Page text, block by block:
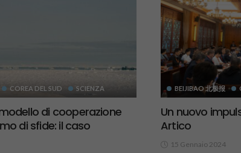
COREA DEL SUD SCIENZA
di cooperazione
di sfide: il caso
BEIJIBAO 北极报
Un nuovo
Artico
15 Gennaio 2024